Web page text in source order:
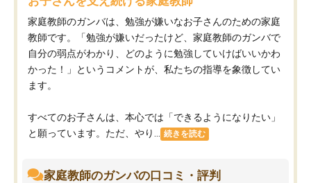
家庭教師のガンバは、勉強が嫌いなお子さんのための家庭
教師です。「勉強が嫌いだったけど、家庭教師のガンバで
自分の弱点がわかり、どのように勉強していけばいいかわ
かった！」というコメントが、私たちの指導を象徴してい
ます。
すべてのお子さんは、本心では「できるようになりたい」
と願っています。ただ、やり...
続きを読む
家庭教師のガンバの口コミ・評判